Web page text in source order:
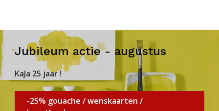
Jubileum actie - augustus
KaJa 25 jaar !
-25% gouache / wenskaarten /